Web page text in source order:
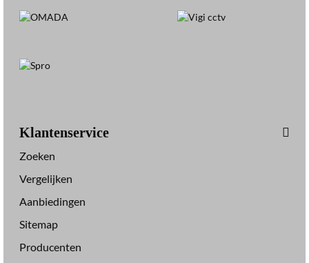
Klantenservice
Zoeken
Vergelijken
Aanbiedingen
Sitemap
Producenten